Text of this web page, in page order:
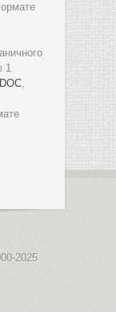
1
DOC,
2025